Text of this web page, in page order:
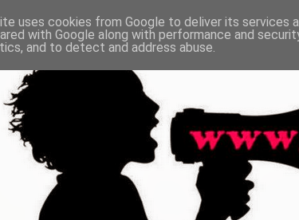
uses cookies from Google to deliver its services
with Google along with performance and
and to detect and address abuse.